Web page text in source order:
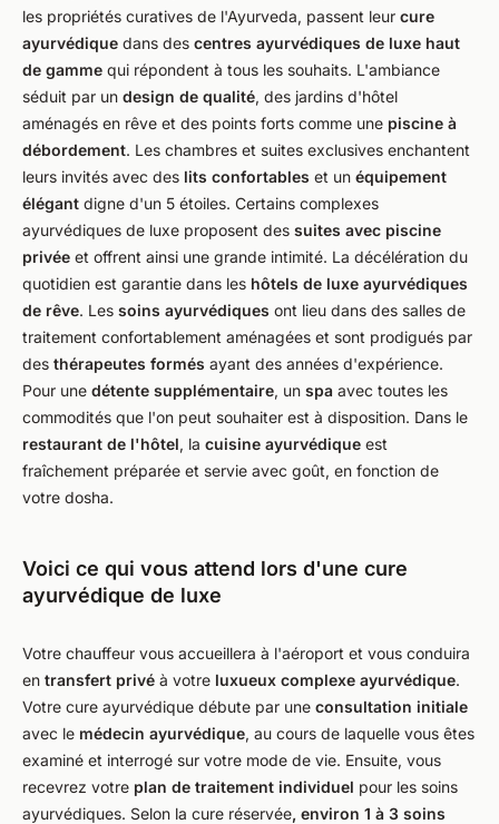
les propriétés curatives de l'Ayurveda, passent leur cure
ayurvédique dans des centres ayurvédiques de luxe haut
de gamme qui répondent à tous les souhaits. L'ambiance
séduit par un design de qualité, des jardins d'hôtel
aménagés en rêve et des points forts comme une piscine à
débordement. Les chambres et suites exclusives enchantent
leurs invités avec des lits confortables et un équipement
élégant digne d'un 5 étoiles. Certains complexes
ayurvédiques de luxe proposent des suites avec piscine
privée et offrent ainsi une grande intimité. La décélération du
quotidien est garantie dans les hôtels de luxe ayurvédiques
de rêve. Les soins ayurvédiques ont lieu dans des salles de
traitement confortablement aménagées et sont prodigués par
des thérapeutes formés ayant des années d'expérience.
Pour une détente supplémentaire, un spa avec toutes les
commodités que l'on peut souhaiter est à disposition. Dans le
restaurant de l'hôtel, la cuisine ayurvédique est
fraîchement préparée et servie avec goût, en fonction de
votre dosha.
Voici ce qui vous attend lors d'une cure
ayurvédique de luxe
Votre chauffeur vous accueillera à l'aéroport et vous conduira
en transfert privé à votre luxueux complexe ayurvédique.
Votre cure ayurvédique débute par une consultation initiale
avec le médecin ayurvédique, au cours de laquelle vous êtes
examiné et interrogé sur votre mode de vie. Ensuite, vous
recevrez votre plan de traitement individuel pour les soins
ayurvédiques. Selon la cure réservée, environ 1 à 3 soins